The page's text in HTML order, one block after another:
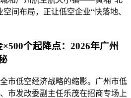
间布局，正让低空企业“快落地、
个起降点：2026年广州
市低空经济战略的缩影。广州市低
市发改委副主任乐茂在招商专场上